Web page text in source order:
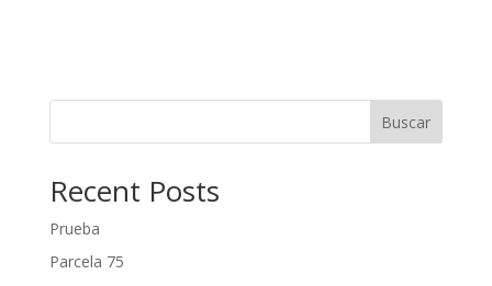
Buscar
Recent Posts
Prueba
Parcela 75